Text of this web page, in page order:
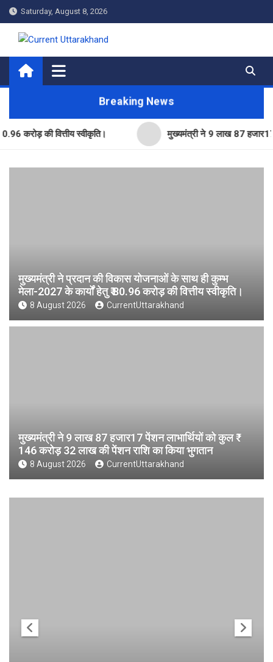
Skip
to
content
Saturday, August 8, 2026
Current Uttarakhand
Breaking News
वित्तीय स्वीकृति। मुख्यमंत्री ने 9 लाख 87 हजार17 पेंशन
मुख्यमंत्री ने प्रदान की विकास योजनाओं के साथ ही कुम्भ
मेला-2027 के कार्यों हेतु ₹ 80.96 करोड़ की वित्तीय स्वीकृति।
8 August 2026 CurrentUttarakhand
मुख्यमंत्री ने 9 लाख 87 हजार17 पेंशन लाभार्थियों को कुल ₹
146 करोड़ 32 लाख की पेंशन राशि का किया भुगतान
8 August 2026 CurrentUttarakhand